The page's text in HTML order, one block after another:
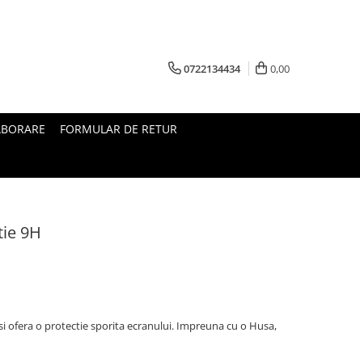
0722134434 0,00
FORMULAR DE RETUR
9H
si ofera o protectie sporita ecranului. Impreuna cu o Husa,